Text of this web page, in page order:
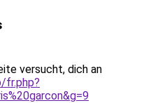
versucht, dich an
fr.php?